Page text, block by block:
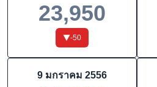
23,950
-50
9 มกราคม 2556